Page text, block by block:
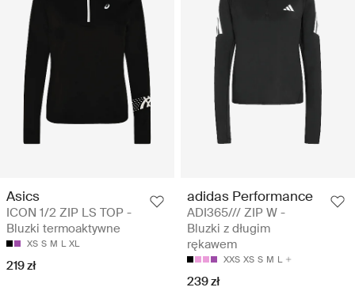
Asics
ICON 1/2 ZIP LS TOP -
Bluzki termoaktywne
XS S M L XL
219 zł
adidas Performance
ADI365/// ZIP W -
Bluzki z długim
rękawem
XXS XS S M L
239 zł